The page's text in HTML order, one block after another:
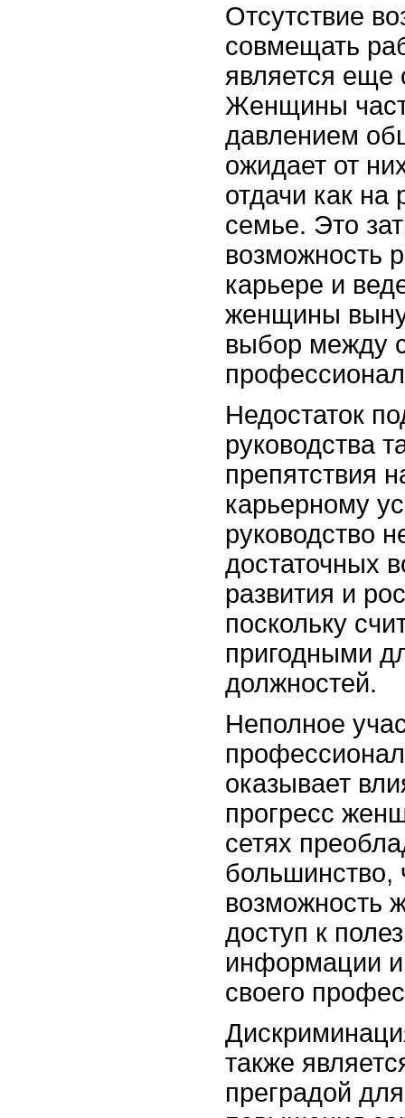
Отсутствие
совмещать
является еще
Женщины
давлением
ожидает от
отдачи как на
семье. Это
возможность
карьере и
женщины
выбор между
Недостаток
руководства
препятствия
карьерному
руководство
достаточных
развития и
поскольку
пригодными
должностей.
Неполное
оказывает
прогресс
сетях
большинство,
возможность
доступ к
информации
своего
также
преградой